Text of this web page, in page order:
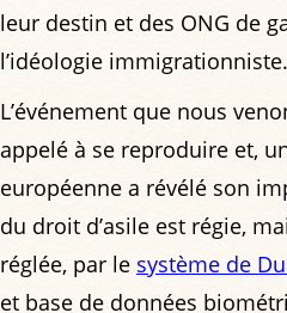
leur destin et des ONG de
l’idéologie immigrationniste.
L’événement que nous
appelé à se reproduire et,
européenne a révélé son
du droit d’asile est régie,
réglée, par le système de
et base de données